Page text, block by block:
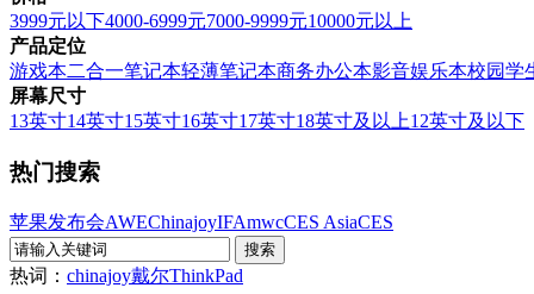
3999元以下4000-6999元7000-9999元10000元以上
产品定位
游戏本二合一笔记本轻薄笔记本商务办公本影音娱乐本校园学
屏幕尺寸
13英寸14英寸15英寸16英寸17英寸18英寸及以上12英寸及以下
热门搜索
苹果发布会AWEChinajoyIFAmwcCES AsiaCES
热词： chinajoy戴尔ThinkPad